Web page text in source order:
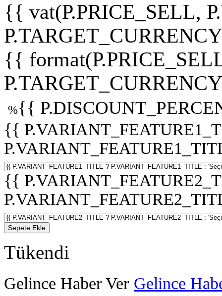
{{ vat(P.PRICE_SELL,
{{
%{{
{{
{{
Sepete Ekle
Tükendi
Gelince Haber Ver Gelince